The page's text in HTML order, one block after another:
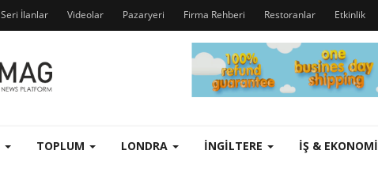
Seri İlanlar Videolar Pazaryeri Firma Rehberi Restoranlar Etkinlik
TOPLUM LONDRA İNGILTERE İŞ & EKONOMI